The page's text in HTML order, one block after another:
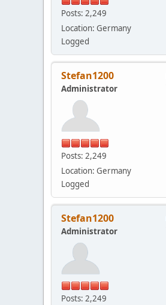
Posts: 2,249
Location: Germany
Logged
Stefan1200
Administrator
Posts: 2,249
Location: Germany
Logged
Stefan1200
Administrator
Posts: 2,249